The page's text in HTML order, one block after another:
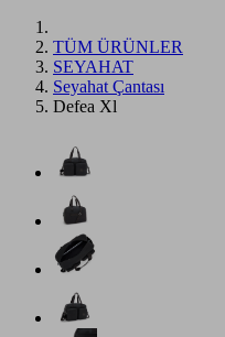
TÜM ÜRÜNLER
SEYAHAT
Seyahat Çantası
Defea Xl